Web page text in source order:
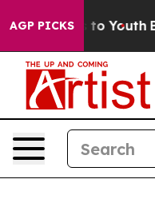
AGP PICKS
Harms to Youth Brazil